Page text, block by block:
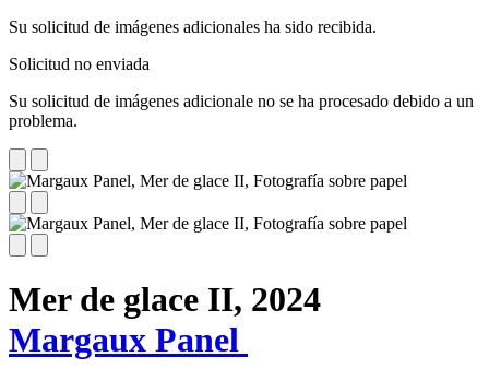
Su solicitud de imágenes adicionales ha sido recibida.
Solicitud no enviada
Su solicitud de imágenes adicionale no se ha procesado debido a un
problema.
Mer de glace II, 2024
Margaux Panel